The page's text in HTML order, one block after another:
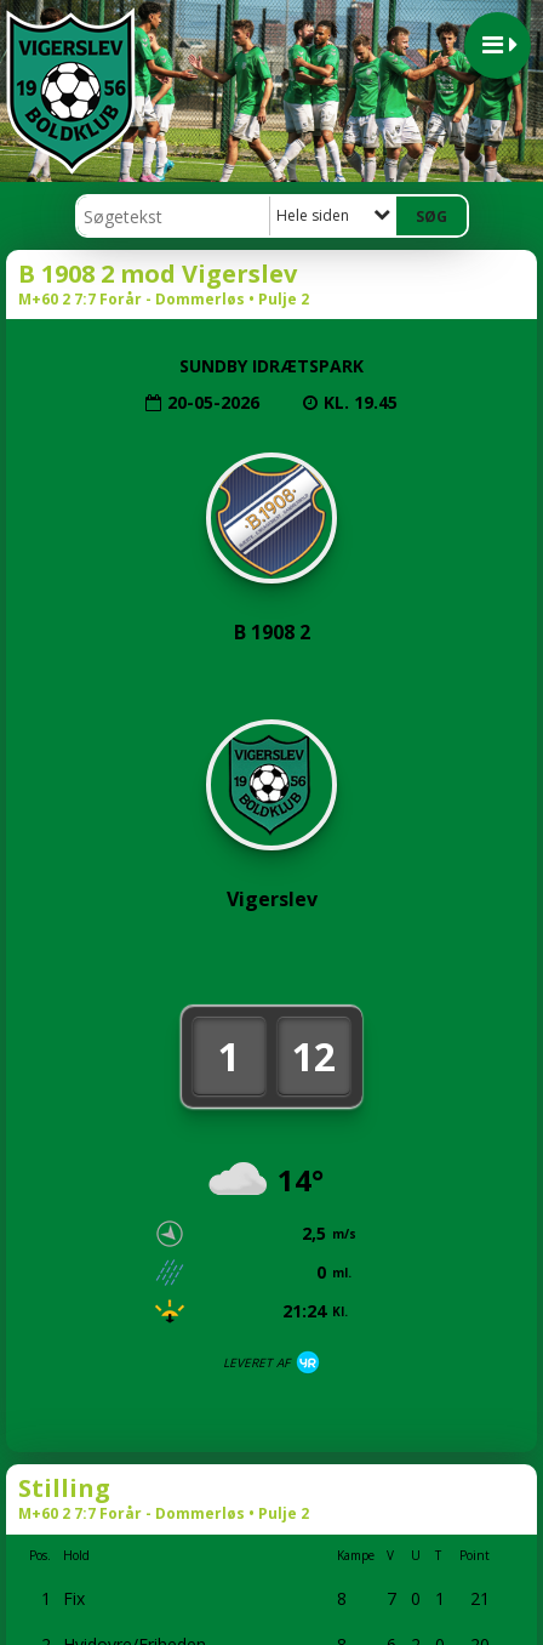
Hele siden
B 1908 2 mod Vigerslev
M+60 2 7:7 Forår - Dommerløs • Pulje 2
SUNDBY IDRÆTSPARK
20-05-2026
KL. 19.45
B 1908 2
1 12
14°
2,5 m/s
0 ml.
21:24 Kl.
LEVERET AF
Vigerslev
Stilling
M+60 2 7:7 Forår - Dommerløs • Pulje 2
Pos. Hold Kampe V U T Point
1 Fix 8 7 0 1
21